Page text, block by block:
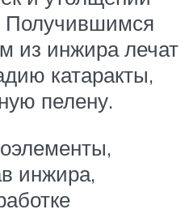
Получившимся
из инжира лечат
катаракты,
пелену.
инжира,